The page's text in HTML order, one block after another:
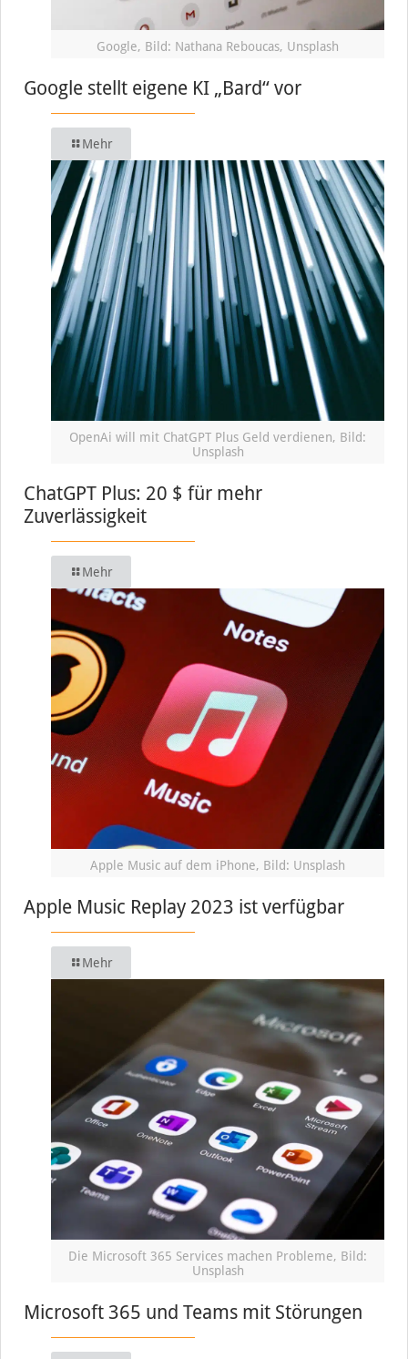
Google, Bild: Nathana Reboucas, Unsplash
Google stellt eigene KI „Bard“ vor
Mehr
OpenAi will mit ChatGPT Plus Geld verdienen, Bild:
Unsplash
ChatGPT Plus: 20 $ für mehr
Zuverlässigkeit
Mehr
Apple Music auf dem iPhone, Bild: Unsplash
Apple Music Replay 2023 ist verfügbar
Mehr
Die Microsoft 365 Services machen Probleme, Bild:
Unsplash
Microsoft 365 und Teams mit Störungen